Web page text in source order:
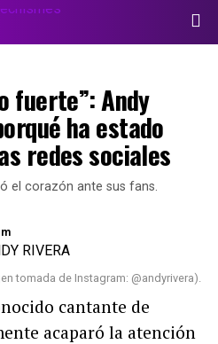
fuerte”: Andy
ha estado
redes sociales
el corazón ante sus fans.
tomada de Instagram: @andyrivera).
cantante de
acaparó la atención